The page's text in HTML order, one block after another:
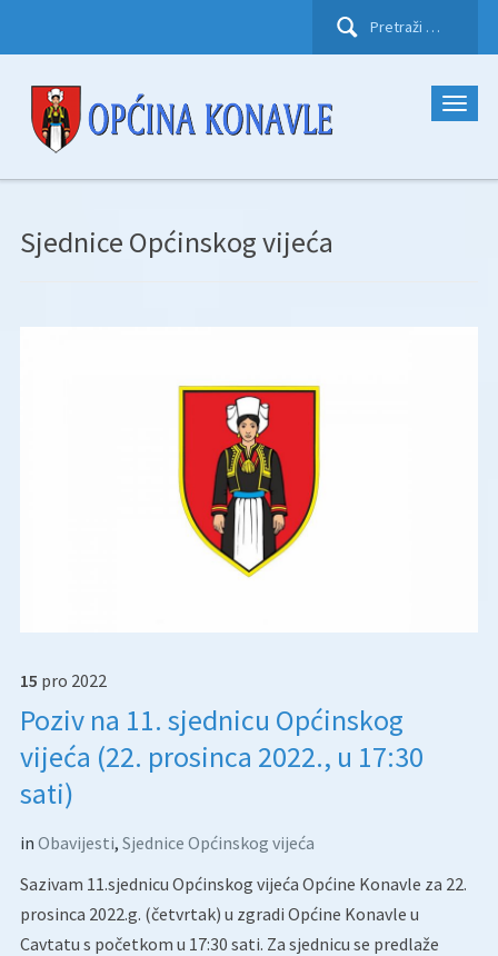
Pretraži:
Sjednice Općinskog vijeća
15 pro 2022
Poziv na 11. sjednicu Općinskog
vijeća (22. prosinca 2022., u 17:30
sati)
in Obavijesti, Sjednice Općinskog vijeća
Sazivam 11.sjednicu Općinskog vijeća Općine Konavle za 22.
prosinca 2022.g. (četvrtak) u zgradi Općine Konavle u
Cavtatu s početkom u 17:30 sati. Za sjednicu se predlaže